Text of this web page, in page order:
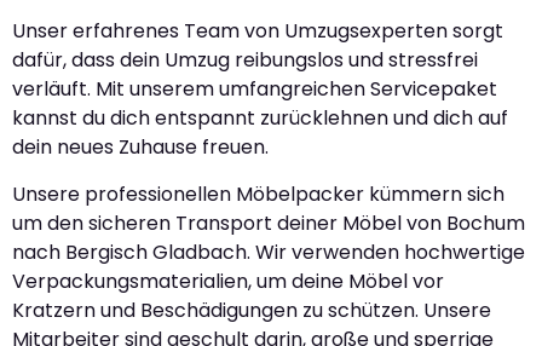
Unser erfahrenes Team von Umzugsexperten sorgt
dafür, dass dein Umzug reibungslos und stressfrei
verläuft. Mit unserem umfangreichen Servicepaket
kannst du dich entspannt zurücklehnen und dich auf
dein neues Zuhause freuen.
Unsere professionellen Möbelpacker kümmern sich
um den sicheren Transport deiner Möbel von Bochum
nach Bergisch Gladbach. Wir verwenden hochwertige
Verpackungsmaterialien, um deine Möbel vor
Kratzern und Beschädigungen zu schützen. Unsere
Mitarbeiter sind geschult darin, große und sperrige